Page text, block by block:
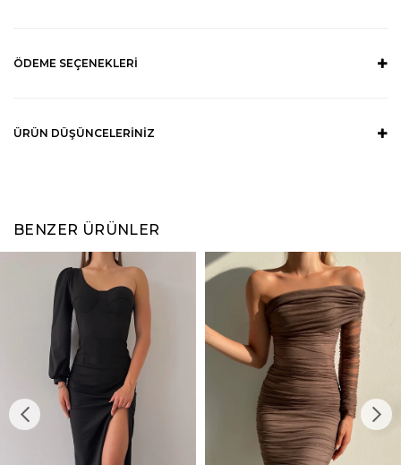
ÖDEME SEÇENEKLERI
ÜRÜN DÜŞÜNCELERINIZ
BENZER ÜRÜNLER